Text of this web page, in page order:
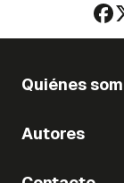
Quiénes
Autores